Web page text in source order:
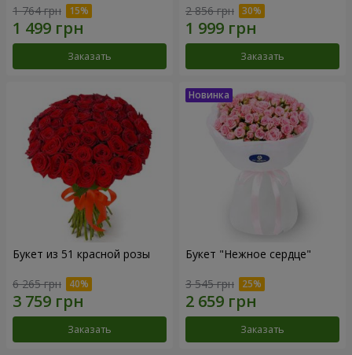
1 764 грн
Заказать
2 856 грн
Заказать
Букет из 51 красной розы
6 265 грн
Заказать
Букет "Нежное сердце"
3 545 грн
Заказать